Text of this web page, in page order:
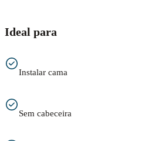
Ideal para
Instalar cama
Sem cabeceira